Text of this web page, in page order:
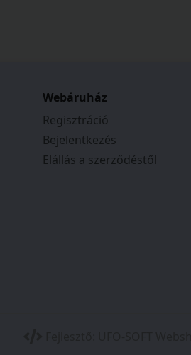
Webáruház
Regisztráció
Bejelentkezés
Elállás a szerződéstől